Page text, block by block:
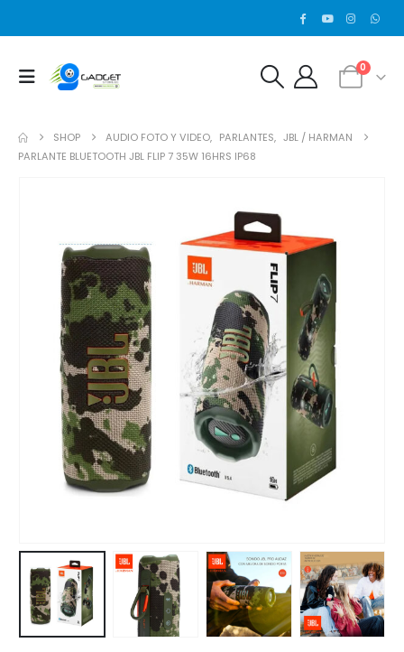
0
SHOP AUDIO FOTO Y VIDEO, PARLANTES, JBL / HARMAN
PARLANTE BLUETOOTH JBL FLIP 7 35W 16HRS IP68